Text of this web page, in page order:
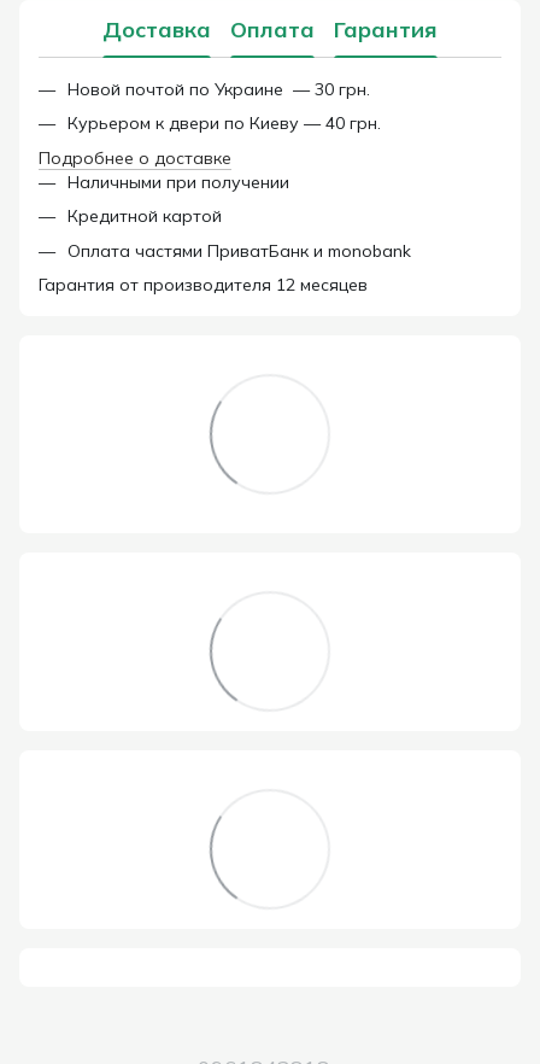
Доставка Оплата Гарантия
Новой почтой по Украине — 30 грн.
Курьером к двери по Киеву — 40 грн.
Подробнее о доставке
Наличными при получении
Кредитной картой
Оплата частями ПриватБанк и monobank
Гарантия от производителя 12 месяцев